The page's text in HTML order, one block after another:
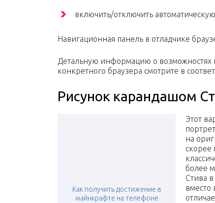
включить/отключить
Навигационная панель в отладчике
Детальную информацию о возможностях
конкретного браузера смотрите в
Рисунок карандашом
Как получить достижение в
майнкрафте на телефоне
Этот
на
скорее
более
Стива
вместо